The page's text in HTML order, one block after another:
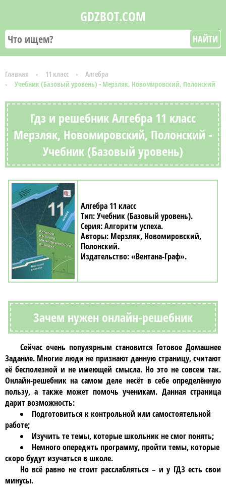
GDZBOT.COM
НАЙТИ
Главная 11 класс
Алгебра
Учебник (Базовый уровень) - Мерзляк, Новомировский, Полонский
Гдз и решебник Алгебра 11 класс
Мерзляк, Новомировский, Полонский -
Учебник (Базовый уровень)
Алгебра 11 класс
Учебник (Базовый уровень)
Алгоритм успеха
Мерзляк, Новомировский,
Полонский
«Вентана-Граф»
Зачем нужен онлайн-решебник
Сейчас очень популярным становится Готовое Домашнее
Задание. Многие люди не признают данную страницу, считают
её бесполезной и не имеющей смысла. Но это не совсем так.
Онлайн-решебник на самом деле несёт в себе определённую
пользу, а также может помочь ученикам. Данная страница
дарит возможность:
Подготовиться к контрольной или самостоятельной
работе;
Изучить те темы, которые школьник не смог понять;
Немного опередить программу, пройти темы, которые
скоро будут изучаться в школе.
Но всё равно не стоит расслабляться – и у ГДЗесть свои
минусы.